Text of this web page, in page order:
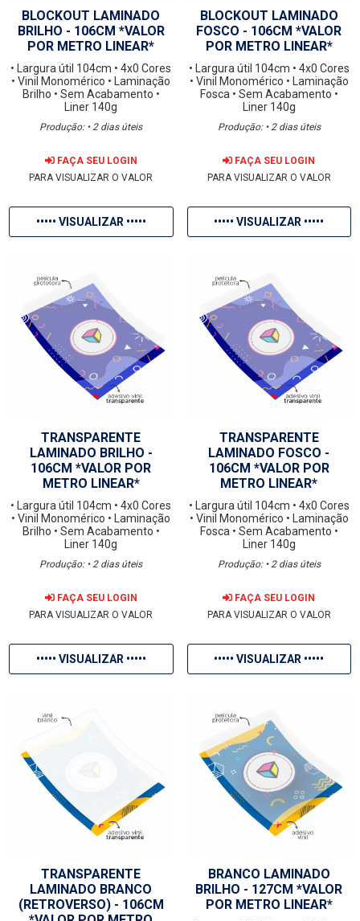
BLOCKOUT LAMINADO
BRILHO - 106CM *VALOR
POR METRO LINEAR*
• Largura útil 104cm • 4x0 Cores
• Vinil Monomérico • Laminação
Brilho • Sem Acabamento •
Liner 140g
Produção: • 2 dias úteis
FAÇA SEU LOGIN
PARA VISUALIZAR O VALOR
••••• VISUALIZAR •••••
BLOCKOUT LAMINADO
FOSCO - 106CM *VALOR
POR METRO LINEAR*
• Largura útil 104cm • 4x0 Cores
• Vinil Monomérico • Laminação
Fosca • Sem Acabamento •
Liner 140g
Produção: • 2 dias úteis
FAÇA SEU LOGIN
PARA VISUALIZAR O VALOR
••••• VISUALIZAR •••••
TRANSPARENTE
LAMINADO BRILHO -
106CM *VALOR POR
METRO LINEAR*
• Largura útil 104cm • 4x0 Cores
• Vinil Monomérico • Laminação
Brilho • Sem Acabamento •
Liner 140g
Produção: • 2 dias úteis
FAÇA SEU LOGIN
PARA VISUALIZAR O VALOR
••••• VISUALIZAR •••••
TRANSPARENTE
LAMINADO FOSCO -
106CM *VALOR POR
METRO LINEAR*
• Largura útil 104cm • 4x0 Cores
• Vinil Monomérico • Laminação
Fosca • Sem Acabamento •
Liner 140g
Produção: • 2 dias úteis
FAÇA SEU LOGIN
PARA VISUALIZAR O VALOR
••••• VISUALIZAR •••••
TRANSPARENTE
LAMINADO BRANCO
(RETROVERSO) - 106CM
BRANCO LAMINADO
BRILHO - 127CM *VALOR
POR METRO LINEAR*